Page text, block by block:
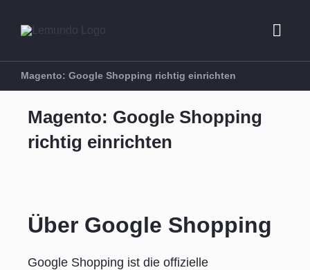
springen
Beratung
Referenzen
Magento: Google Shopping richtig einrichten
Magento: Google Shopping
richtig einrichten
Über Google Shopping
Google Shopping ist die offizielle